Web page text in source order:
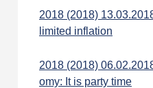
2018 (2018)
limited inflation
2018 (2018)
omy: It is party time